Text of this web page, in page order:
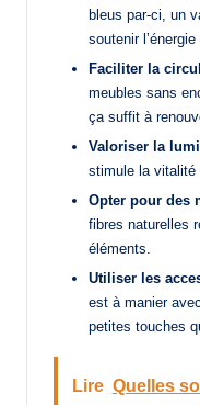
bleus par-ci, un
soutenir
Faciliter la
meubles sans
ça suffit à
Valoriser la
stimule la vitalité
Opter pour des
fibres naturelles
éléments.
Utiliser les
est à manier
petites touches
Lire Quelles